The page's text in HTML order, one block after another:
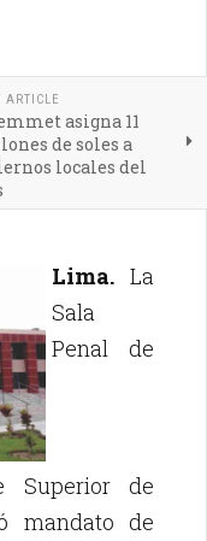
ARTICLE
asigna 11
de soles a
locales del
Lima. La
Sala
Penal de
Superior de
mandato de